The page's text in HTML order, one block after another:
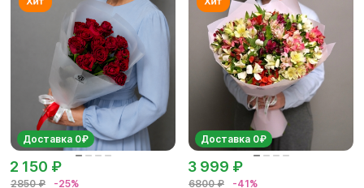
Доставка 0₽
2850 ₽ -25%
2 150 ₽
Доставка 0₽
6800 ₽ -41%
3 999 ₽